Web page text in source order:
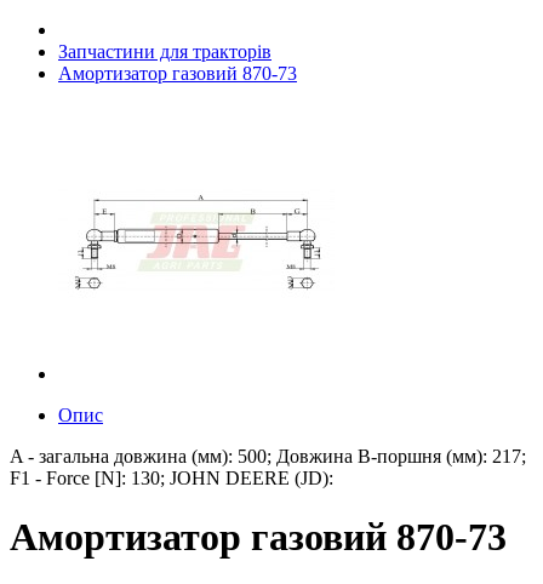
Запчастини для тракторів
Амортизатор газовий 870-73
Опис
A - загальна довжина (мм): 500; Довжина B-поршня (мм): 217;
F1 - Force [N]: 130; JOHN DEERE (JD):
Амортизатор газовий 870-73